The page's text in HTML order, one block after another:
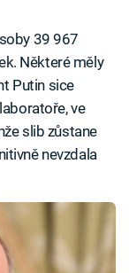
39 967
Některé měly
Putin sice
ve
slib zůstane
nevzdala